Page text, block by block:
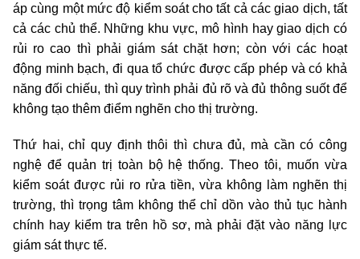
áp cùng một mức độ kiểm soát cho tất cả các giao dịch, tất
cả các chủ thể. Những khu vực, mô hình hay giao dịch có
rủi ro cao thì phải giám sát chặt hơn; còn với các hoạt
động minh bạch, đi qua tổ chức được cấp phép và có khả
năng đối chiếu, thì quy trình phải đủ rõ và đủ thông suốt để
không tạo thêm điểm nghẽn cho thị trường.
Thứ hai, chỉ quy định thôi thì chưa đủ, mà cần có công
nghệ để quản trị toàn bộ hệ thống. Theo tôi, muốn vừa
kiểm soát được rủi ro rửa tiền, vừa không làm nghẽn thị
trường, thì trọng tâm không thể chỉ dồn vào thủ tục hành
chính hay kiểm tra trên hồ sơ, mà phải đặt vào năng lực
giám sát thực tế.